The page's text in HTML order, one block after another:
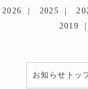
2026 2025
2019
お知らせトッ